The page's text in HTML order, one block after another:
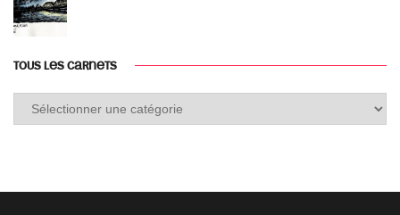
TOUS LES CARNETS